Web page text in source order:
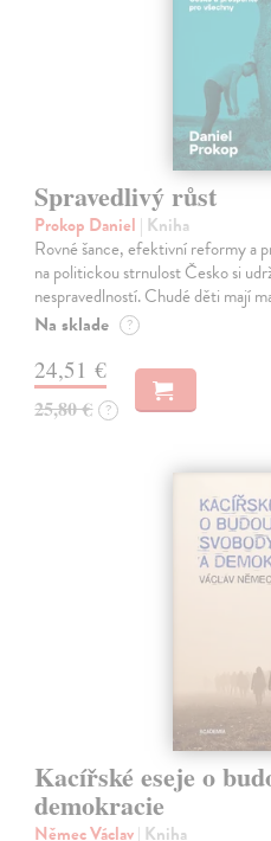
Spravedlivý růst
Prokop Daniel | Kniha
Rovné šance, efektivní reformy a
na politickou strnulost Česko si
nespravedlností. Chudé děti mají
Na sklade ?
24,51 €
25,80 € ?
Kacířské eseje o
demokracie
Němec Václav| Kniha